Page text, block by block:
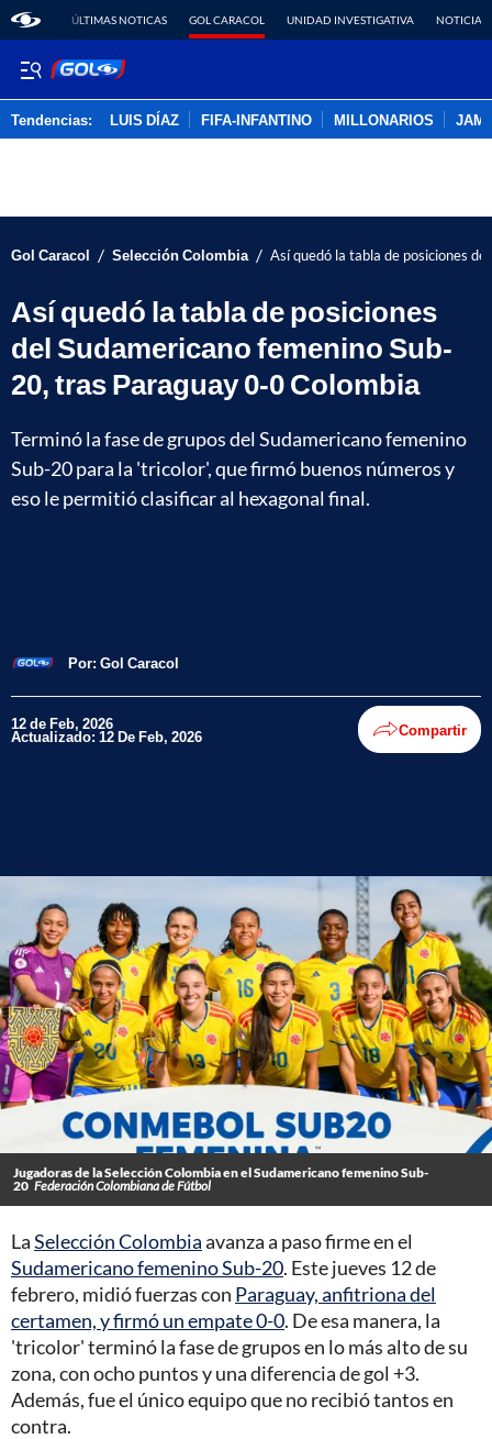
ÚLTIMAS NOTICAS GOL CARACOL UNIDAD INVESTIGATIVA NOTICIAS
Tendencias: LUIS DÍAZ FIFA-INFANTINO MILLONARIOS
Gol Caracol / Selección Colombia / Así quedó la tabla de posiciones
Así quedó la tabla de posiciones
del Sudamericano femenino Sub-
20, tras Paraguay 0-0 Colombia
Terminó la fase de grupos del Sudamericano femenino
Sub-20 para la 'tricolor', que firmó buenos números y
eso le permitió clasificar al hexagonal final.
Por: Gol Caracol
12 de Feb, 2026
Actualizado: 12 De Feb, 2026 Compartir
Jugadoras de la Selección Colombia en el Sudamericano femenino Sub-
20 Federación Colombiana de Fútbol
LaSelección Colombiaavanza a paso firme en el
Sudamericano femenino Sub-20. Este jueves 12 de
febrero, midió fuerzas con Paraguay, anfitriona del
certamen, y firmó un empate 0-0. De esa manera, la
'tricolor' terminó la fase de grupos en lo más alto de su
zona, con ocho puntos y una diferencia de gol +3.
Además, fue el único equipo que no recibió tantos en
contra.